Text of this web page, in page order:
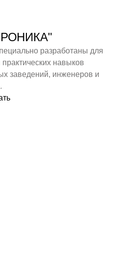
разработаны для
навыков
заведений, инженеров и